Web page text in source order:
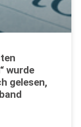
wurde
gelesen,